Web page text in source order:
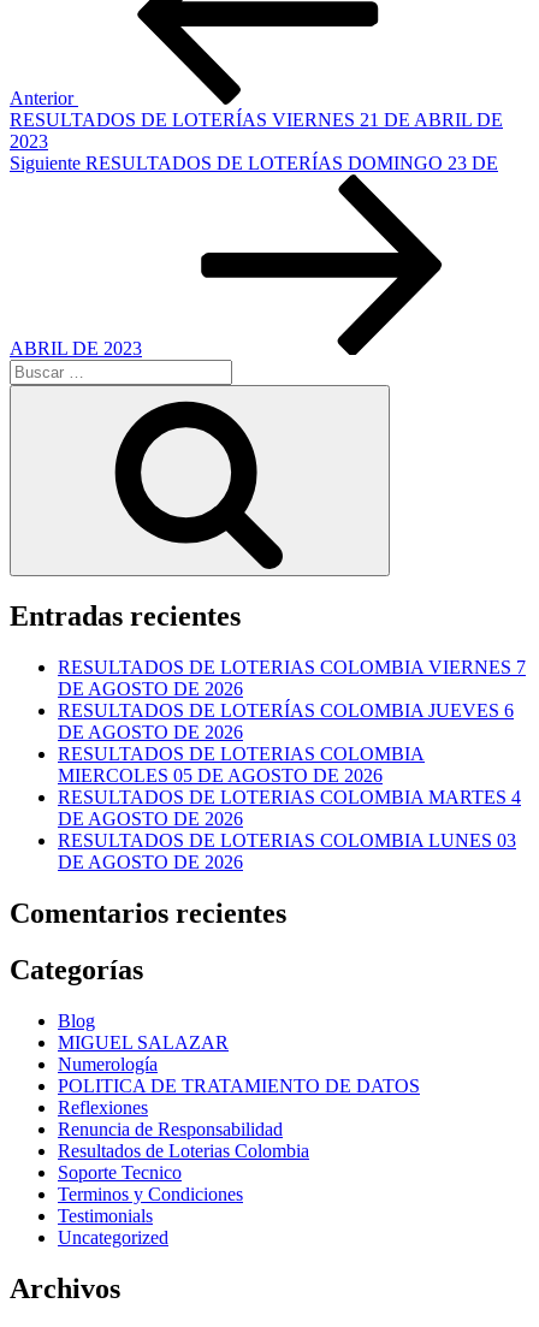
Anterior
RESULTADOS DE LOTERÍAS VIERNES 21 DE ABRIL DE
2023
Siguiente
Siguiente RESULTADOS DE LOTERÍAS DOMINGO 23 DE
ABRIL DE 2023
Buscar
por:
Entradas recientes
RESULTADOS DE LOTERIAS COLOMBIA VIERNES 7
DE AGOSTO DE 2026
RESULTADOS DE LOTERÍAS COLOMBIA JUEVES 6
DE AGOSTO DE 2026
RESULTADOS DE LOTERIAS COLOMBIA
MIERCOLES 05 DE AGOSTO DE 2026
RESULTADOS DE LOTERIAS COLOMBIA MARTES 4
DE AGOSTO DE 2026
RESULTADOS DE LOTERIAS COLOMBIA LUNES 03
DE AGOSTO DE 2026
Comentarios recientes
Categorías
Blog
MIGUEL SALAZAR
Numerología
POLITICA DE TRATAMIENTO DE DATOS
Reflexiones
Renuncia de Responsabilidad
Resultados de Loterias Colombia
Soporte Tecnico
Terminos y Condiciones
Testimonials
Uncategorized
Archivos